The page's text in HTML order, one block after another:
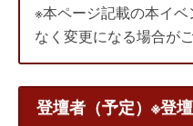
※本ページ記載の本イ
なく変更になる場合が
登壇者（予定）※登